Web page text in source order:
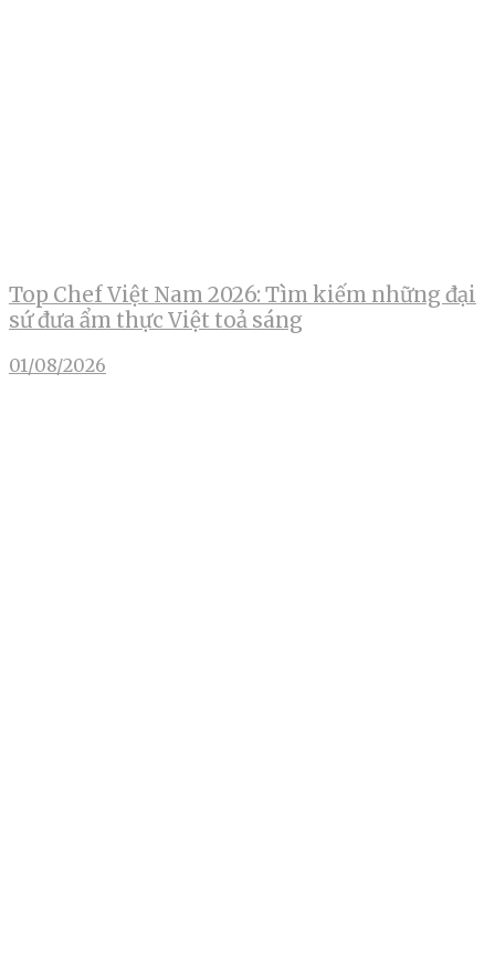
Top Chef Việt Nam 2026: Tìm kiếm những đại
sứ đưa ẩm thực Việt toả sáng
01/08/2026